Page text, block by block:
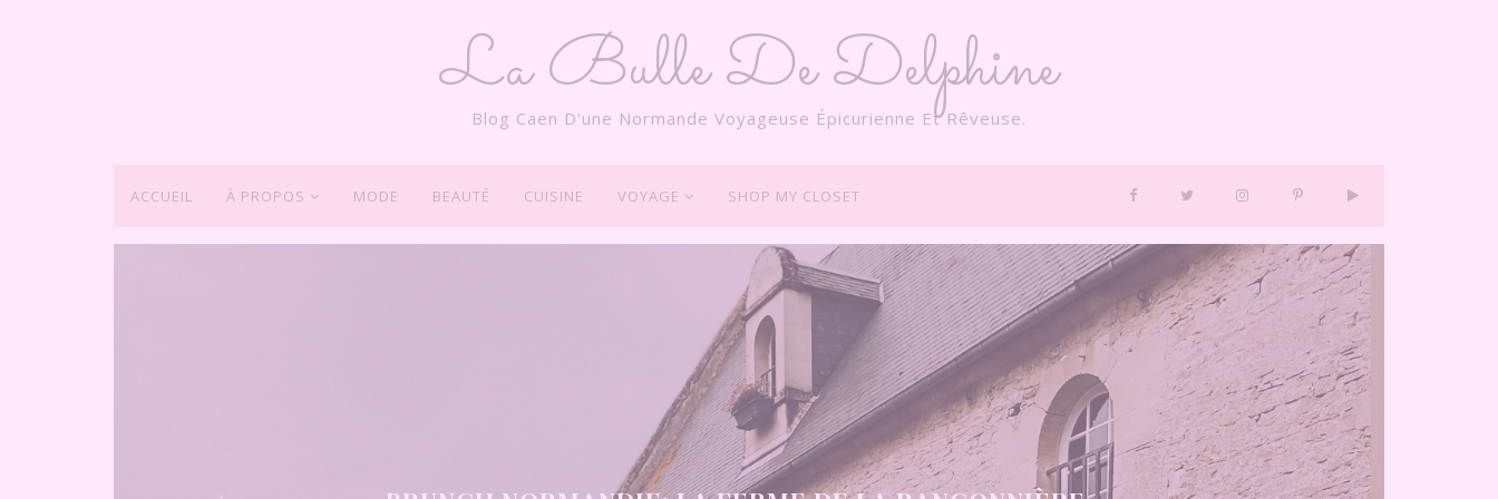
La Bulle De Delphine
Blog Caen D'une Normande Voyageuse Épicurienne Et Rêveuse.
ACCUEIL À PROPOS MODE BEAUTÉ CUISINE VOYAGE SHOP MY CLOSET